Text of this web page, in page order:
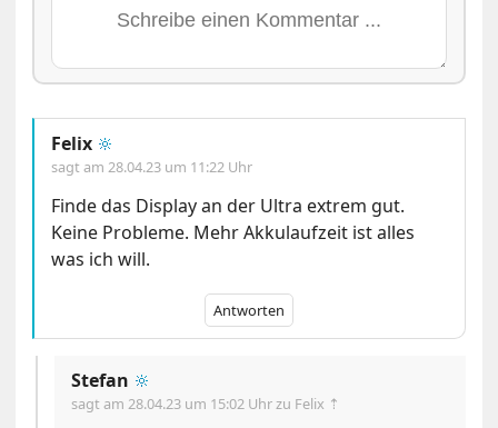
Felix 🔆
sagt am28.04.23 um 11:22 Uhr
Finde das Display an der Ultra extrem gut.
Keine Probleme. Mehr Akkulaufzeit ist alles
was ich will.
Antworten
Stefan 🔆
sagt am28.04.23 um 15:02 Uhrzu Felix ⇡